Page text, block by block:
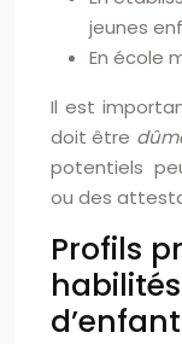
jeunes
En école
Il est
doit être
potentiels
ou des
Profils